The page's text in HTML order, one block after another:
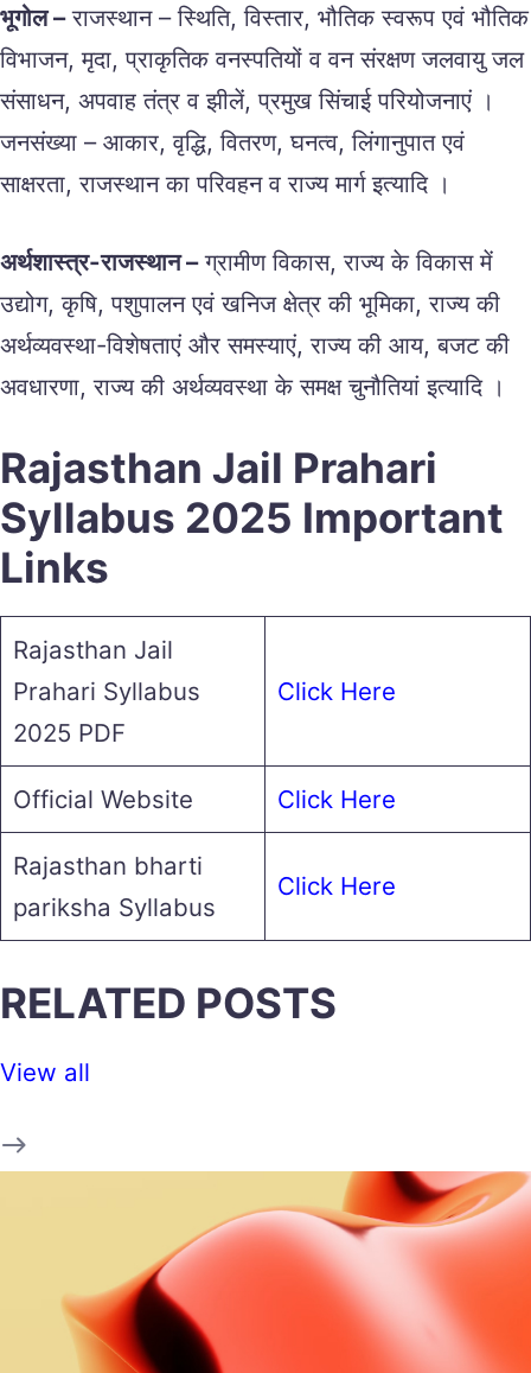
भूगोल –राजस्थान – स्थिति, विस्तार, भौतिक स्वरूप एवं भौतिक
विभाजन, मृदा, प्राकृतिक वनस्पतियों व वन संरक्षण जलवायु जल
संसाधन, अपवाह तंत्र व झीलें, प्रमुख सिंचाई परियोजनाएं ।
जनसंख्या – आकार, वृद्धि, वितरण, घनत्व, लिंगानुपात एवं
साक्षरता, राजस्थान का परिवहन व राज्य मार्ग इत्यादि ।
अर्थशास्त्र-राजस्थान –ग्रामीण विकास, राज्य के विकास में
उद्योग, कृषि, पशुपालन एवं खनिज क्षेत्र की भूमिका, राज्य की
अर्थव्यवस्था-विशेषताएं और समस्याएं, राज्य की आय, बजट की
अवधारणा, राज्य की अर्थव्यवस्था के समक्ष चुनौतियां इत्यादि ।
Rajasthan Jail Prahari
Syllabus 2025 Important
Links
Rajasthan Jail
Prahari Syllabus
2025 PDF
Click Here
Official Website Click Here
Rajasthan bharti
pariksha Syllabus
Click Here
RELATED POSTS
View all